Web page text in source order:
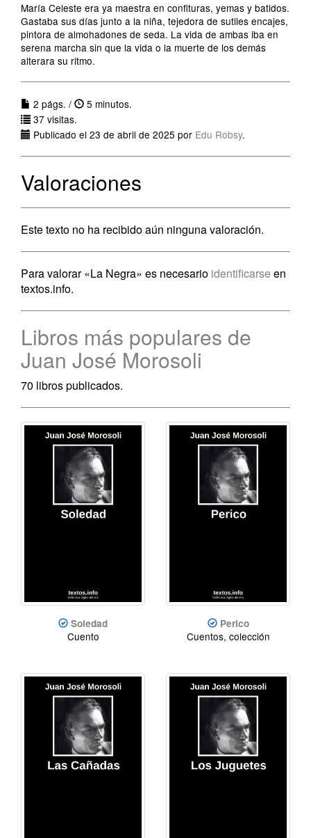
María Celeste era ya maestra en confituras, yemas y batidos.
Gastaba sus días junto a la niña, tejedora de sutiles encajes,
pintora de almohadones de seda. La vida de ambas iba en
serena marcha sin que la vida o la muerte de los demás
alterara su ritmo.
2 págs. /
5 minutos.
37 visitas.
Publicado el 23 de abril de 2025 por Edu Robsy.
Valoraciones
Este texto no ha recibido aún ninguna valoración.
Para valorar «La Negra» es necesario identificarse en
textos.info.
Libros más populares de
Juan José Morosoli
70 libros publicados.
Soledad
Cuento
Perico
Cuentos, colección